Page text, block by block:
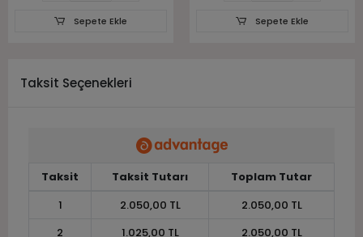
Sepete Ekle Sepete Ekle
Taksit Seçenekleri
Taksit Taksit Tutarı
Toplam Tutar
1
2.050,00 TL
2.050,00 TL
2
1.025,00 TL 2.050,00 TL